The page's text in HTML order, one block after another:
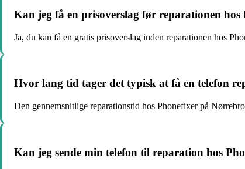
Kan jeg få en prisoverslag før reparationen
Ja, du kan få en gratis prisoverslag inden reparationen hos
Hvor lang tid tager det typisk at få en telefon
Den gennemsnitlige reparationstid hos Phonefixer på
Kan jeg sende min telefon til reparation hos